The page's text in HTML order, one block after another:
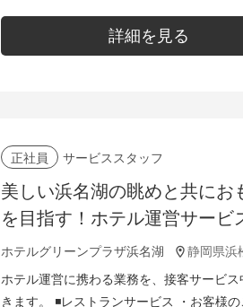
詳細を見る
正社員 サービススタッフ
美しい浜名湖の眺めと共にお
を目指す！ホテル運営サービ
中
ホテルグリーンプラザ浜名湖
ホテル運営に携わる業務を、接客サービ
きます。 ◾レストランサービス ・お客様のご案内 ・料理/ドリ